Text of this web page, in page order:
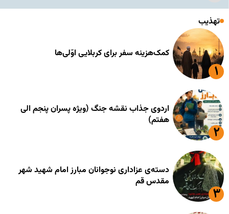
تهذیب
کمک‌هزینه سفر برای کربلایی اوّلی‌ها
اردوی جذاب نقشه جنگ (ویژه پسران پنجم الی
هفتم)
دسته‌ی عزاداری نوجوانان مبارز امام شهید شهر
مقدس قم